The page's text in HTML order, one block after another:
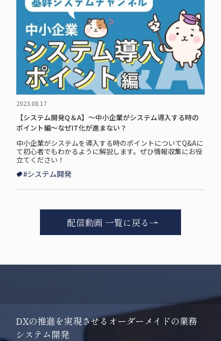
2023.08.17
【システム開発Q＆A】～中小企業がシステム導入する時の
ポイント編～なぜIT化が進まない？
中小企業がシステムを導入する時のポイントについてQ&Aに
て初心者でもわかるように解説します。ぜひ情報収集にお役
立てください！
#システム開発
配信動画 一覧に戻る
DXの推進を実現させるオーダーメ イ ドの業務
シス テ ム開発